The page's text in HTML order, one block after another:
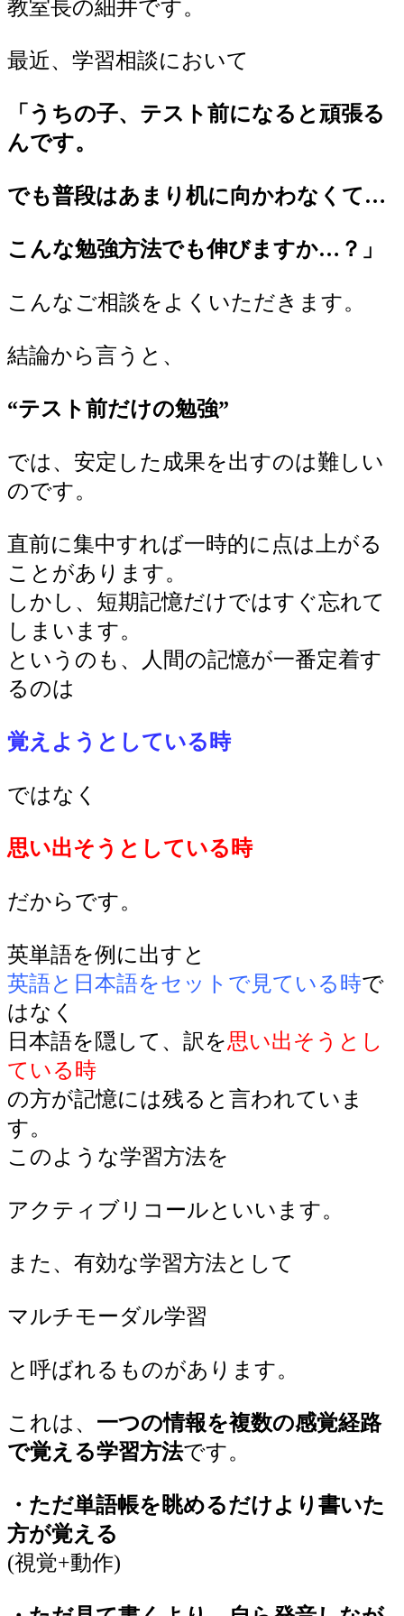
教室長の細井です。
最近、学習相談において
「うちの子、テスト前になると頑張る
んです。
でも普段はあまり机に向かわなくて…
こんな勉強方法でも伸びますか…？」
こんなご相談をよくいただきます。
結論から言うと、
“テスト前だけの勉強”
では、安定した成果を出すのは難しい
のです。
直前に集中すれば一時的に点は上がる
ことがあります。
しかし、短期記憶だけではすぐ忘れて
しまいます。
というのも、人間の記憶が一番定着す
るのは
覚えよう としている時
ではなく
思い出そうとしている時
だからです。
英単語を例に出すと
英語と日本語をセットで見ている時で
はなく
日本語を隠して、訳を思い出そうとし
ている時
の方が記憶には残ると言われていま
す。
このような学習方法を
アクティブリコールといいます。
また、有効な学習方法として
マルチモーダル学習
と呼ばれるものがあります。
これは、 一つの情報を複数の感覚経路
で覚える学習方法です。
・ただ単語帳を眺めるだけより書いた
方が覚える
(視覚+動作)